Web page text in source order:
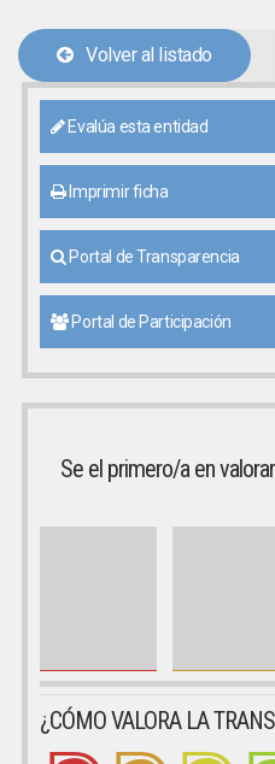
Volver al listado
Evalúa esta entidad
Imprimir ficha
Portal de Transparencia
Portal de Participación
Se el primero/a en
¿CÓMO VALORA LA